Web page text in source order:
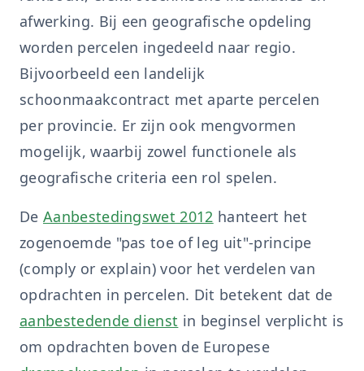
afwerking. Bij een geografische opdeling
worden percelen ingedeeld naar regio.
Bijvoorbeeld een landelijk
schoonmaakcontract met aparte percelen
per provincie. Er zijn ook mengvormen
mogelijk, waarbij zowel functionele als
geografische criteria een rol spelen.
De Aanbestedingswet 2012 hanteert het
zogenoemde "pas toe of leg uit"-principe
(comply or explain) voor het verdelen van
opdrachten in percelen. Dit betekent dat de
aanbestedende dienst in beginsel verplicht is
om opdrachten boven de Europese